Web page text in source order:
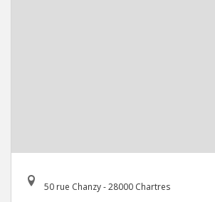
50 rue Chanzy - 28000 Chartres